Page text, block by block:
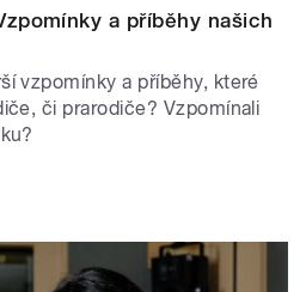
a příběhy našich
vzpomínky a příběhy, které
či prarodiče? Vzpomínali